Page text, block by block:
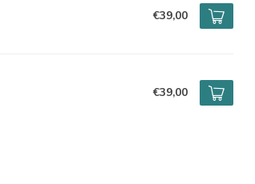
€39,00
€39,00